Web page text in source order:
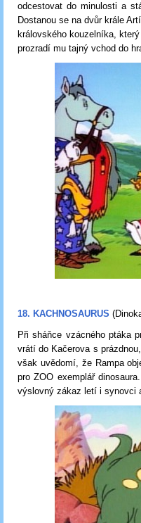
odcestovat do minulosti a
Dostanou se na dvůr krále
královského kouzelníka,
prozradí mu tajný vchod do
18. KACHNOSAURUS
Při sháňce vzácného ptáka
vrátí do Kačerova s
však uvědomí, že Rampa
pro ZOO exemplář
výslovný zákaz letí i synovci